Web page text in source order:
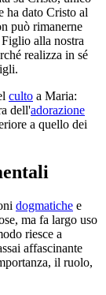
ha dato Cristo al
può rimanerne
alla nostra
realizza in sé
culto a Maria:
dell'adorazione
a quello dei
dogmatiche e
ma fa largo uso
riesce a
affascinante
il ruolo,